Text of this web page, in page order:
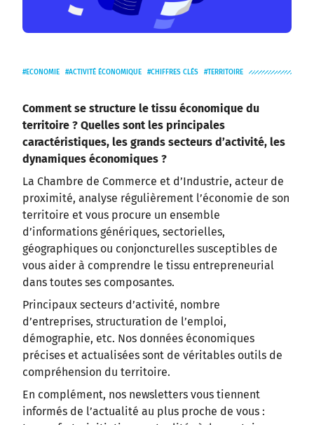
ECONOMIE ACTIVITÉ ÉCONOMIQUE CHIFFRES CLÉS TERRITOIRE
Comment se structure le tissu économique du
territoire ? Quelles sont les principales
caractéristiques, les grands secteurs d’activité, les
dynamiques économiques ?
La Chambre de Commerce et d’Industrie, acteur de
proximité, analyse régulièrement l’économie de son
territoire et vous procure un ensemble
d’informations génériques, sectorielles,
géographiques ou conjoncturelles susceptibles de
vous aider à comprendre le tissu entrepreneurial
dans toutes ses composantes.
Principaux secteurs d’activité, nombre
d’entreprises, structuration de l’emploi,
démographie, etc. Nos données économiques
précises et actualisées sont de véritables outils de
compréhension du territoire.
En complément, nos newsletters vous tiennent
informés de l’actualité au plus proche de vous :